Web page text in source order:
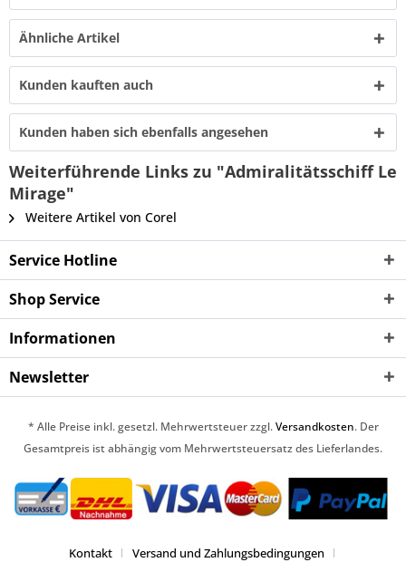
Ähnliche Artikel
Kunden kauften auch
Kunden haben sich ebenfalls angesehen
Weiterführende Links zu "Admiralitätsschiff Le
Mirage"
Weitere Artikel von Corel
Service Hotline
Shop Service
Informationen
Newsletter
* Alle Preise inkl. gesetzl. Mehrwertsteuer zzgl.Versandkosten. Der
Gesamtpreis ist abhängig vom Mehrwertsteuersatz des Lieferlandes.
Kontakt Versand und Zahlungsbedingungen